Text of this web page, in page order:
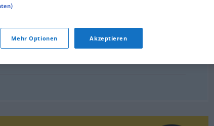
Mehr Optionen Akzeptieren